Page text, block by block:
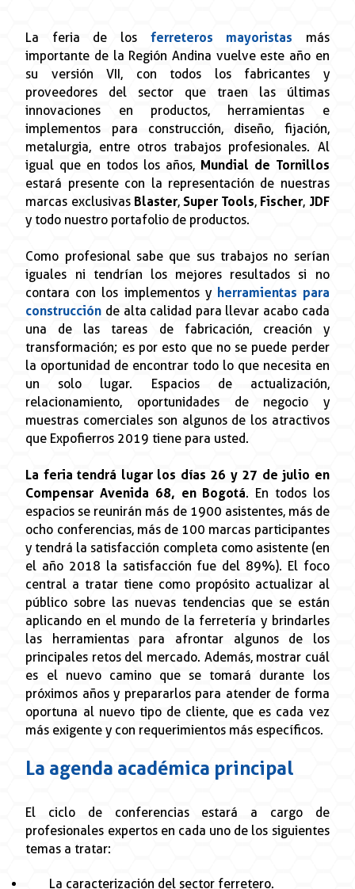
La feria de los ferreteros mayoristas más
importante de la Región Andina vuelve este año en
su versión VII, con todos los fabricantes y
proveedores del sector que traen las últimas
innovaciones en productos, herramientas e
implementos para construcción, diseño, fijación,
metalurgia, entre otros trabajos profesionales. Al
igual que en todos los años, Mundial de Tornillos
estará presente con la representación de nuestras
marcas exclusivas Blaster,Super Tools, Fischer, JDF
y todo nuestro portafolio de productos.
Como profesional sabe que sus trabajos no serían
iguales ni tendrían los mejores resultados si no
contara con los implementos y herramientas para
construcción de alta calidad para llevar acabo cada
una de las tareas de fabricación, creación y
transformación; es por esto que no se puede perder
la oportunidad de encontrar todo lo que necesita en
un solo lugar. Espacios de actualización,
relacionamiento, oportunidades de negocio y
muestras comerciales son algunos de los atractivos
que Expofierros 2019 tiene para usted.
La feria tendrá lugar los días 26 y 27 de julio en
Compensar Avenida 68, en Bogotá. En todos los
espacios se reunirán más de 1900 asistentes, más de
ocho conferencias, más de 100 marcas participantes
y tendrá la satisfacción completa como asistente (en
el año 2018 la satisfacción fue del 89%). El foco
central a tratar tiene como propósito actualizar al
público sobre las nuevas tendencias que se están
aplicando en el mundo de la ferretería y brindarles
las herramientas para afrontar algunos de los
principales retos del mercado. Además, mostrar cuál
es el nuevo camino que se tomará durante los
próximos años y prepararlos para atender de forma
oportuna al nuevo tipo de cliente, que es cada vez
más exigente y con requerimientos más específicos.
La agenda académica principal
El ciclo de conferencias estará a cargo de
profesionales expertos en cada uno de los siguientes
temas a tratar:
La caracterización del sector ferretero.